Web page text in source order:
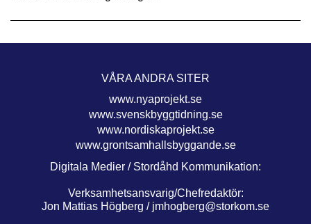
VÅRA ANDRA SITER
www.nyaprojekt.se
www.svenskbyggtidning.se
www.nordiskaprojekt.se
www.grontsamhallsbyggande.se
Digitala Medier / Stordåhd Kommunikation:
Verksamhetsansvarig/Chefredaktör:
Jon Mattias Högberg / jmhogberg@storkom.se